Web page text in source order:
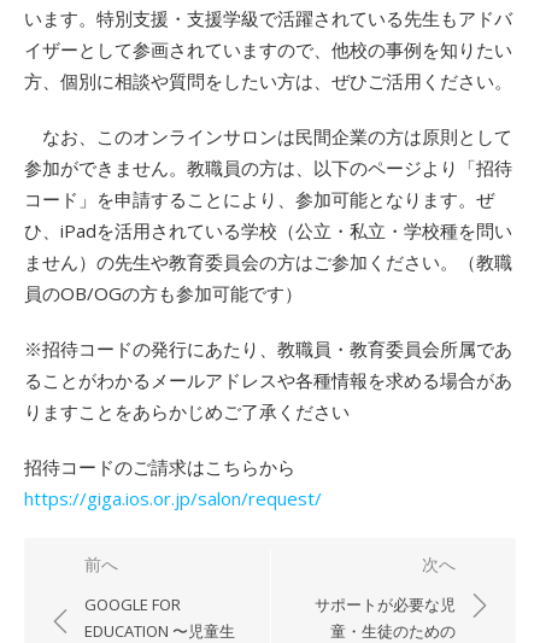
います。特別支援・支援学級で活躍されている先生もアドバ
イザーとして参画されていますので、他校の事例を知りたい
方、個別に相談や質問をしたい方は、ぜひご活用ください。
なお、このオンラインサロンは民間企業の方は原則として
参加ができません。教職員の方は、以下のページより「招待
コード」を申請することにより、参加可能となります。ぜ
ひ、iPadを活用されている学校（公立・私立・学校種を問い
ません）の先生や教育委員会の方はご参加ください。（教職
員のOB/OGの方も参加可能です）
※招待コードの発行にあたり、教職員・教育委員会所属であ
ることがわかるメールアドレスや各種情報を求める場合があ
りますことをあらかじめご了承ください
招待コードのご請求はこちらから
https://giga.ios.or.jp/salon/request/
前へ
GOOGLE FOR
EDUCATION 〜児童生
次へ
サポートが必要な児
童・生徒のための